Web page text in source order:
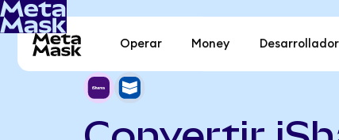
Operar Money Desarrollador